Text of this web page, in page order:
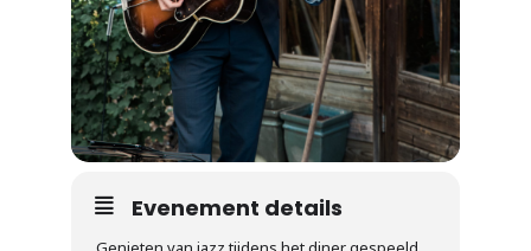
Evenement details